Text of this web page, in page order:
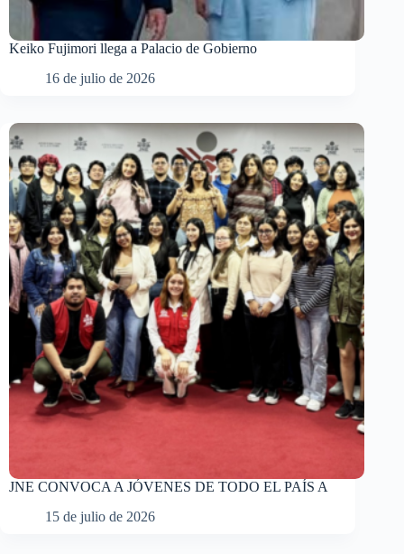
Keiko Fujimori llega a Palacio de Gobierno
16 de julio de 2026
JNE CONVOCA A JÓVENES DE TODO EL PAÍS A
15 de julio de 2026